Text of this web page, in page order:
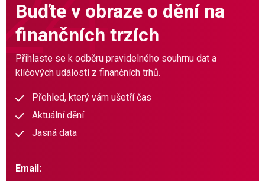
Buďte v obraze o dění na
finančních trzích
Přihlaste se k odběru pravidelného souhrnu dat a
klíčových událostí z finančních trhů.
Přehled, který vám ušetří čas
Aktuální dění
Jasná data
Email: